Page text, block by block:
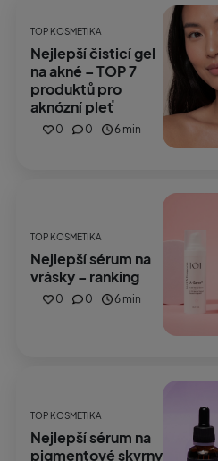
TOP KOSMETIKA
Nejlepší čisticí gel
na akné – TOP 7
produktů pro
aknózní pleť
0 0 6 min
TOP KOSMETIKA
Nejlepší sérum na
vrásky – ranking
0 0 6 min
TOP KOSMETIKA
Nejlepší sérum na
pigmentové skvrny